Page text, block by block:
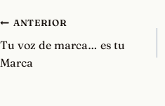
Navegación
de
entradas
ANTERIOR
Tu voz de marca… es tu
Marca